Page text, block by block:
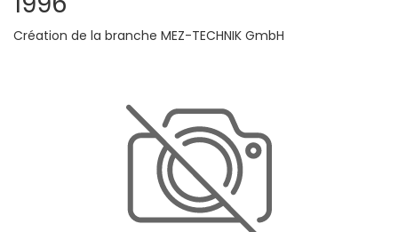
Création de la branche MEZ-TECHNIK GmbH